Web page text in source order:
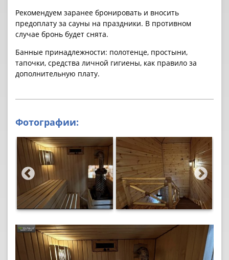
Рекомендуем заранее бронировать и вносить
предоплату за cауны на праздники. В противном
случае бронь будет снята.
Банные принадлежности: полотенце, простыни,
тапочки, средства личной гигиены, как правило за
дополнительную плату.
Фотографии: